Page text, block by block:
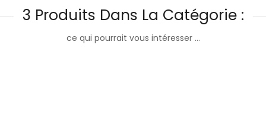
3 Produits Dans La Catégorie :
ce qui pourrait vous intéresser ...